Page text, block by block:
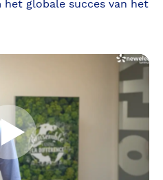
globale succes van het
Démarrer